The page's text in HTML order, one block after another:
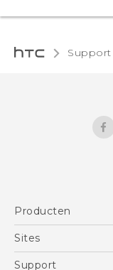
Support
Producten
Telefoons
Sites
HTC Vive
Support